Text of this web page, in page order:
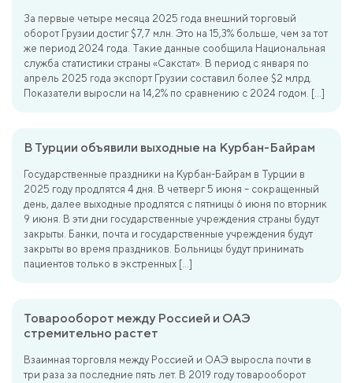
За первые четыре месяца 2025 года внешний торговый
оборот Грузии достиг $7,7 млн. Это на 15,3% больше, чем за тот
же период 2024 года. Такие данные сообщила Национальная
служба статистики страны «Сакстат». В период с января по
апрель 2025 года экспорт Грузии составил более $2 млрд.
Показатели выросли на 14,2% по сравнению с 2024 годом. […]
В Турции объявили выходные на Курбан-Байрам
Государственные праздники на Курбан-Байрам в Турции в
2025 году продлятся 4 дня. В четверг 5 июня – сокращенный
день, далее выходные продлятся с пятницы 6 июня по вторник
9 июня. В эти дни государственные учреждения страны будут
закрыты. Банки, почта и государственные учреждения будут
закрыты во время праздников. Больницы будут принимать
пациентов только в экстренных […]
Товарооборот между Россией и ОАЭ
стремительно растет
Взаимная торговля между Россией и ОАЭ выросла почти в
три раза за последние пять лет. В 2019 году товарооборот